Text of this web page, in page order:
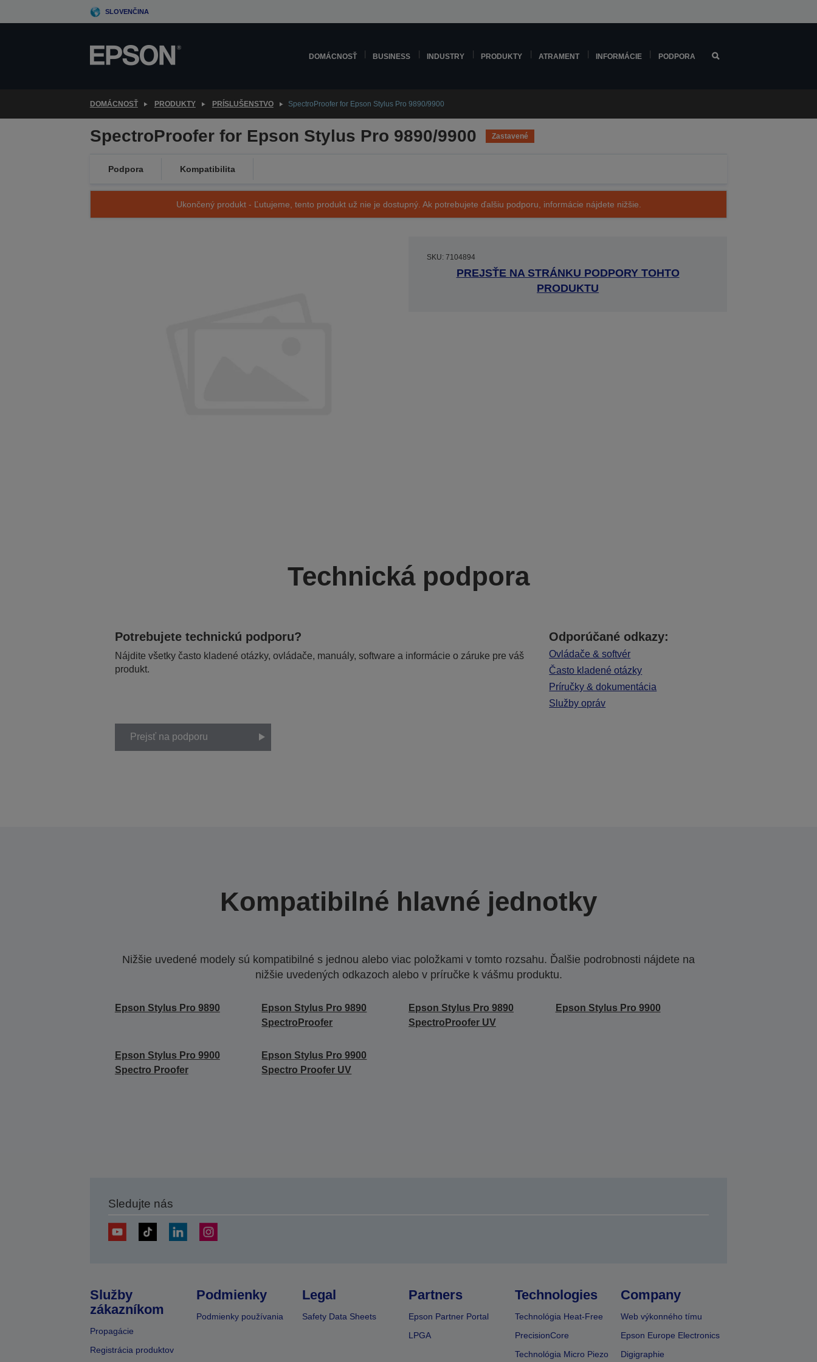
to
SLOVENČINA
DOMÁCNOSŤ BUSINESS INDUSTRY PRODUKTY ATRAMENT INFORMÁCIE PODPORA
DOMÁCNOSŤ PRODUKTY PRÍSLUŠENSTVO SpectroProofer for Epson Stylus Pro 9890/9900
SpectroProofer for Epson Stylus Pro 9890/9900 Zastavené
Podpora Kompatibilita
Ukončený produkt - Ľutujeme, tento produkt už nie je dostupný. Ak potrebujete ďalšiu podporu, informácie nájdete nižšie.
SKU: 7104894
PREJSŤE NA STRÁNKU PODPORY TOHTO
PRODUKTU
Technická podpora
Potrebujete technickú podporu?
Nájdite všetky často kladené otázky, ovládače, manuály, software a informácie o záruke pre váš
produkt.
Odporúčané odkazy:
Ovládače & softvér
Často kladené otázky
Príručky & dokumentácia
Služby opráv
Prejsť na podporu
Kompatibilné hlavné jednotky
Nižšie uvedené modely sú kompatibilné s jednou alebo viac položkami v tomto rozsahu. Ďalšie podrobnosti nájdete na
nižšie uvedených odkazoch alebo v príručke k vášmu produktu.
Epson Stylus Pro 9890
Epson Stylus Pro 9890
SpectroProofer
Epson Stylus Pro 9890
SpectroProofer UV
Epson Stylus Pro 9900
Epson Stylus Pro 9900
Spectro Proofer
Epson Stylus Pro 9900
Spectro Proofer UV
Sledujte nás
Služby
zákazníkom
Propagácie
Registrácia produktov
Podmienky
Podmienky používania
Legal
Safety Data Sheets
Partners
Epson Partner Portal
LPGA
Technologies
Technológia Heat-Free
PrecisionCore
Technológia Micro Piezo
Company
Web výkonného tímu
Epson Europe Electronics
Digigraphie